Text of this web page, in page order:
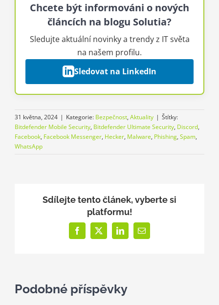
Chcete být informováni o nových
článcích na blogu Solutia?
Sledujte aktuální novinky a trendy z IT světa
na našem profilu.
Sledovat na LinkedIn
31 května, 2024 | Kategorie: Bezpečnost, Aktuality | Štítky:
Bitdefender Mobile Security, Bitdefender Ultimate Security, Discord,
Facebook, Facebook Messenger, Hecker, Malware, Phishing, Spam,
WhatsApp
Sdílejte tento článek, vyberte si
platformu!
Facebook
X LinkedIn
E-
mail
Podobné příspěvky